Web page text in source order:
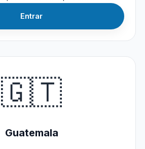
Entrar
🇬🇹
Guatemala